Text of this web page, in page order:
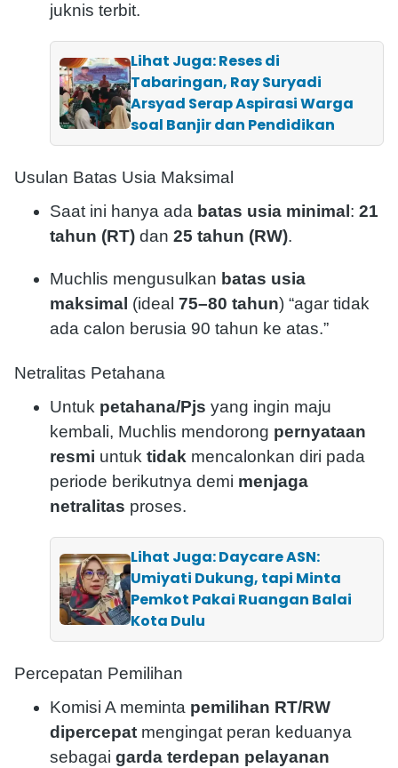
juknis terbit.
Lihat Juga: Reses di
Tabaringan, Ray Suryadi
Arsyad Serap Aspirasi Warga
soal Banjir dan Pendidikan
Usulan Batas Usia Maksimal
Saat ini hanya ada batas usia minimal : 21
tahun (RT) dan 25 tahun (RW).
Muchlis mengusulkan batas usia
maksimal (ideal 75–80 tahun) “agar tidak
ada calon berusia 90 tahun ke atas.”
Netralitas Petahana
Untuk petahana/Pjs yang ingin maju
kembali, Muchlis mendorong pernyataan
resmi untuk tidak mencalonkan diri pada
periode berikutnya demi menjaga
netralitas proses.
Lihat Juga: Daycare ASN:
Umiyati Dukung, tapi Minta
Pemkot Pakai Ruangan Balai
Kota Dulu
Percepatan Pemilihan
Komisi A meminta pemilihan RT/RW
dipercepat mengingat peran keduanya
sebagai garda terdepan pelayanan